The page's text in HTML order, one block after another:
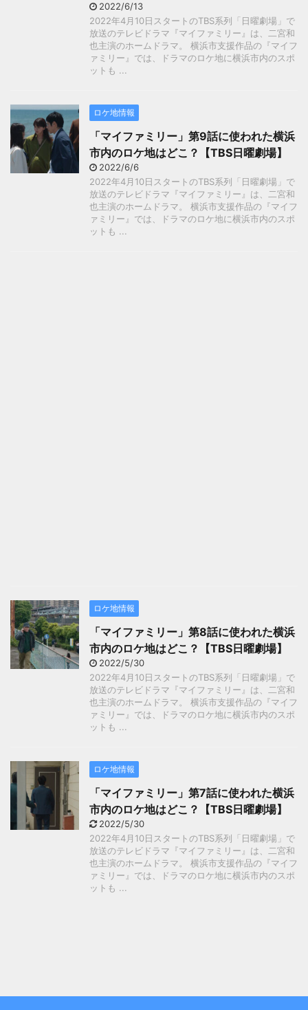
2022/6/13
2022年4月10日スタートのTBS系列「日曜劇場」で
放送のテレビドラマ『マイファミリー』は、二宮和
也主演のホームドラマ。 横浜市支援作品の『マイフ
ァミリー』では、ドラマのロケ地に横浜市内のスポ
ットも ...
ロケ地情報
「マイファミリー」第9話に使われた横浜
市内のロケ地はどこ？【TBS日曜劇場】
2022/6/6
2022年4月10日スタートのTBS系列「日曜劇場」で
放送のテレビドラマ『マイファミリー』は、二宮和
也主演のホームドラマ。 横浜市支援作品の『マイフ
ァミリー』では、ドラマのロケ地に横浜市内のスポ
ットも ...
ロケ地情報
「マイファミリー」第8話に使われた横浜
市内のロケ地はどこ？【TBS日曜劇場】
2022/5/30
2022年4月10日スタートのTBS系列「日曜劇場」で
放送のテレビドラマ『マイファミリー』は、二宮和
也主演のホームドラマ。 横浜市支援作品の『マイフ
ァミリー』では、ドラマのロケ地に横浜市内のスポ
ットも ...
ロケ地情報
「マイファミリー」第7話に使われた横浜
市内のロケ地はどこ？【TBS日曜劇場】
2022/5/30
2022年4月10日スタートのTBS系列「日曜劇場」で
放送のテレビドラマ『マイファミリー』は、二宮和
也主演のホームドラマ。 横浜市支援作品の『マイフ
ァミリー』では、ドラマのロケ地に横浜市内のスポ
ットも ...